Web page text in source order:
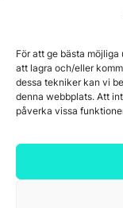
För att ge bästa
att lagra och/eller
dessa tekniker kan vi
denna webbplats. Att
påverka vissa